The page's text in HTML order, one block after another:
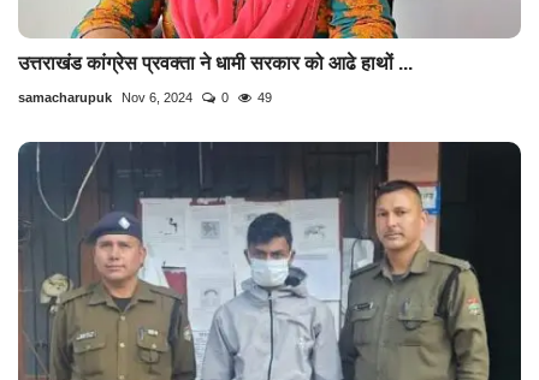
उत्तराखंड कांग्रेस प्रवक्ता ने धामी सरकार को आढे हाथों ...
samacharupuk Nov 6, 2024 0 49